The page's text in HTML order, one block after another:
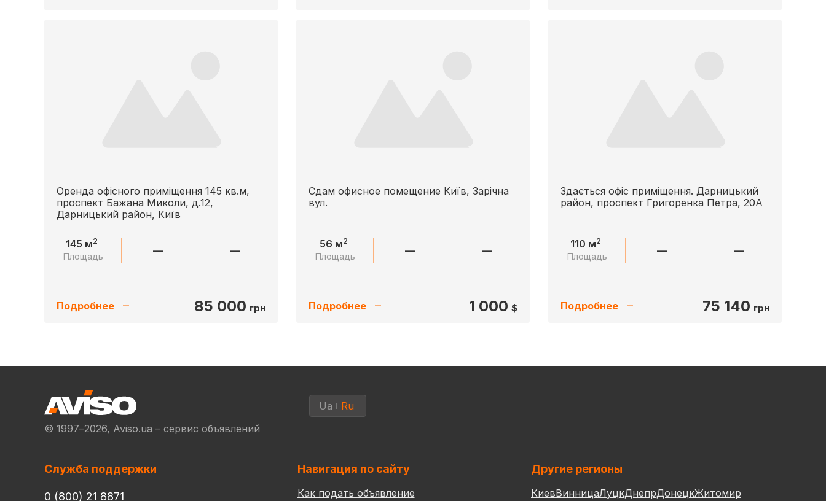
Оренда офісного приміщення 145 кв.м,
проспект Бажана Миколи, д.12,
Дарницький район, Київ
145 м2
Площадь — —
Подробнее 85 000 грн
Сдам офисное помещение Київ, Зарічна
вул.
56 м2
Площадь — —
Подробнее 1 000 $
Здається офіс приміщення. Дарницький
район, проспект Григоренка Петра, 20А
110 м2
Площадь — —
Подробнее 75 140 грн
© 1997–2026, Aviso.ua – сервис объявлений
Ua Ru
Служба поддержки
0 (800) 21 8871
Навигация по сайту
Как подать объявление
Другие регионы
КиевВинницаЛуцкДнепрДонецкЖитомир